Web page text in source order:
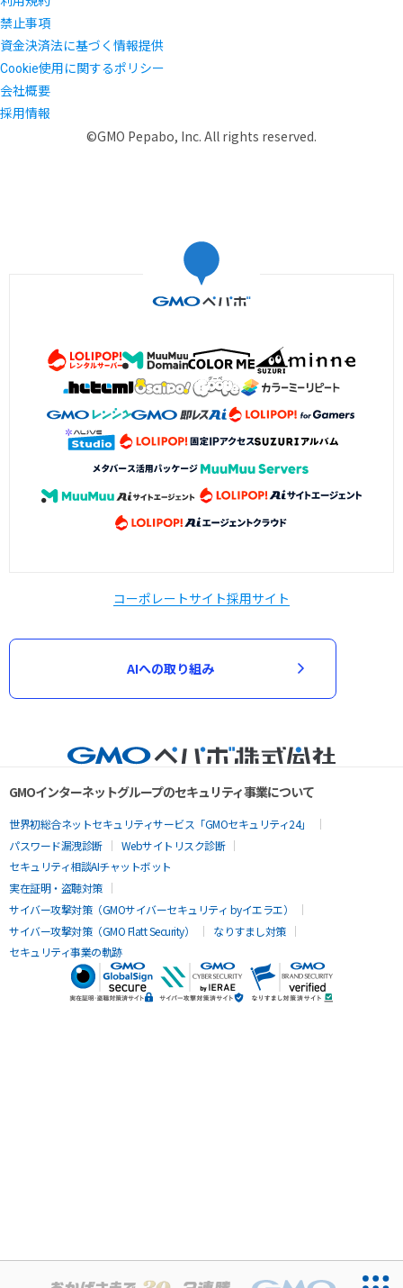
禁止事項
資金決済法に基づく情報提供
Cookie使用に関するポリシー
会社概要
採用情報
パスワード漏洩診断
Webサイトリスク診断
セキュリティ相談AIチャットボット
実在証明・盗聴対策
サイバー攻撃対策（GMOサイバーセキュリティ byイエラエ）
サイバー攻撃対策（GMO Flatt Security）
なりすまし対策
セキュリティ事業の軌跡